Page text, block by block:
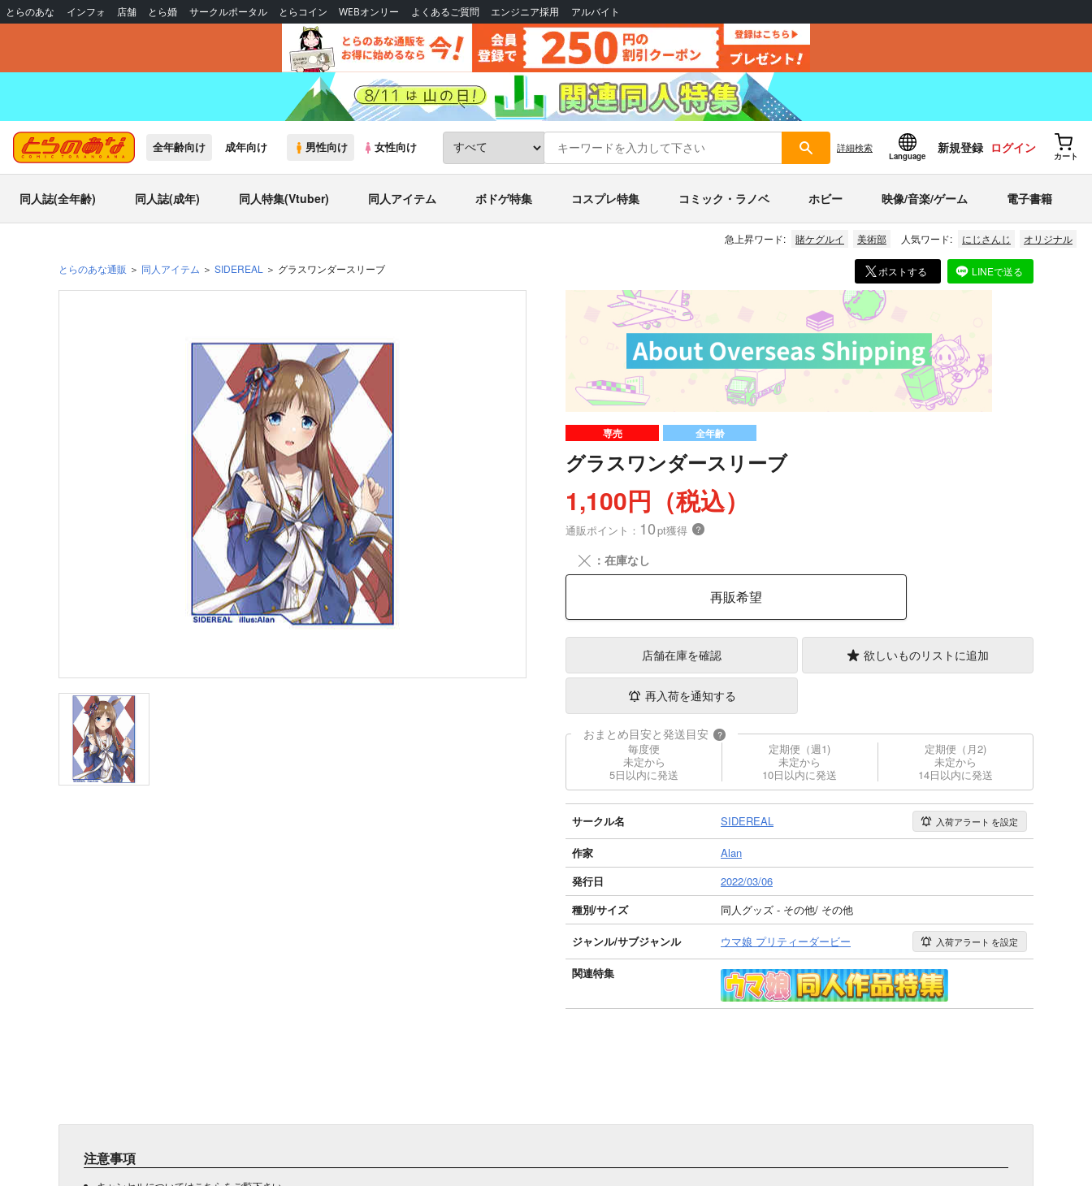
とらのあな インフォ 店舗 とら婚 サークルポータル とらコイン WEBオンリー よくあるご質問 エンジニア採用 アルバイト
全年齢向け 成年向け 男性向け 女性向け 詳細検索
Language
新規登録 ログイン
カート
同人誌(全年齢) 同人誌(成年) 同人特集(Vtuber) 同人アイテム ボドゲ特集 コスプレ特集 コミック・ラノベ ホビー 映像/音楽/ゲーム 電子書籍
急上昇ワード: 賭ケグルイ 美術部 人気ワード: にじさんじ オリジナル
とらのあな通販 同人アイテム SIDEREAL グラスワンダースリーブ ポストする LINEで送る
専売 全年齢
グラスワンダースリーブ
1,100円（税込）
通販ポイント： 10pt獲得 ？
╳ ：在庫なし
再販希望
店舗在庫を確認 欲しいものリストに追加
再入荷を通知する
おまとめ目安と発送目安 ?
毎度便
未定から
5日以内に発送
定期便（週1)
未定から
10日以内に発送
定期便（月2)
未定から
14日以内に発送
サークル名 SIDEREAL 入荷アラート を設定
作家
Alan
発行日
2022/03/06
種別/サイズ
同人グッズ - その他/ その他
ジャンル/サブジャンル ウマ娘 プリティーダービー 入荷アラート を設定
関連特集
注意事項